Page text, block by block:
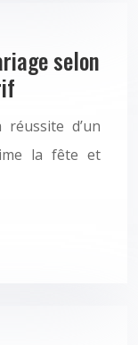
selon
d’un
la fête et